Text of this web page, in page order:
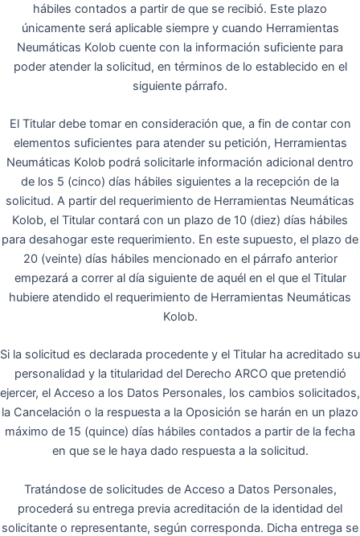
hábiles contados a partir de que se recibió. Este plazo
únicamente será aplicable siempre y cuando Herramientas
Neumáticas Kolob cuente con la información suficiente para
poder atender la solicitud, en términos de lo establecido en el
siguiente párrafo.
El Titular debe tomar en consideración que, a fin de contar con
elementos suficientes para atender su petición, Herramientas
Neumáticas Kolob podrá solicitarle información adicional dentro
de los 5 (cinco) días hábiles siguientes a la recepción de la
solicitud. A partir del requerimiento de Herramientas Neumáticas
Kolob, el Titular contará con un plazo de 10 (diez) días hábiles
para desahogar este requerimiento. En este supuesto, el plazo de
20 (veinte) días hábiles mencionado en el párrafo anterior
empezará a correr al día siguiente de aquél en el que el Titular
hubiere atendido el requerimiento de Herramientas Neumáticas
Kolob.
Si la solicitud es declarada procedente y el Titular ha acreditado su
personalidad y la titularidad del Derecho ARCO que pretendió
ejercer, el Acceso a los Datos Personales, los cambios solicitados,
la Cancelación o la respuesta a la Oposición se harán en un plazo
máximo de 15 (quince) días hábiles contados a partir de la fecha
en que se le haya dado respuesta a la solicitud.
Tratándose de solicitudes de Acceso a Datos Personales,
procederá su entrega previa acreditación de la identidad del
solicitante o representante, según corresponda. Dicha entrega se